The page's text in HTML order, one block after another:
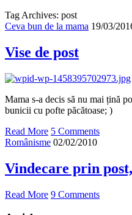
Tag Archives: post
Ceva bun de la mama 19/03/
Vise de post
Mama s-a decis să nu mai țină
bunicii cu pofte păcătoase; )
Read More 5 Comments
Românisme 02/02/2010
Vindecare prin
Read More 9 Comments